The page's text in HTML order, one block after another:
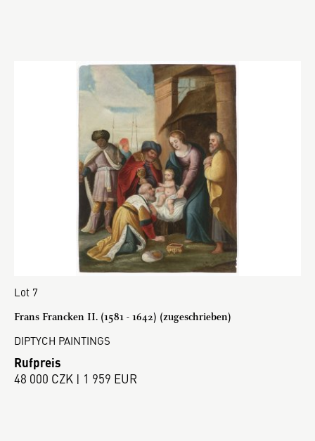
Lot 7
Frans Francken II. (1581 - 1642) (zugeschrieben)
DIPTYCH PAINTINGS
Rufpreis
48 000 CZK | 1 959 EUR